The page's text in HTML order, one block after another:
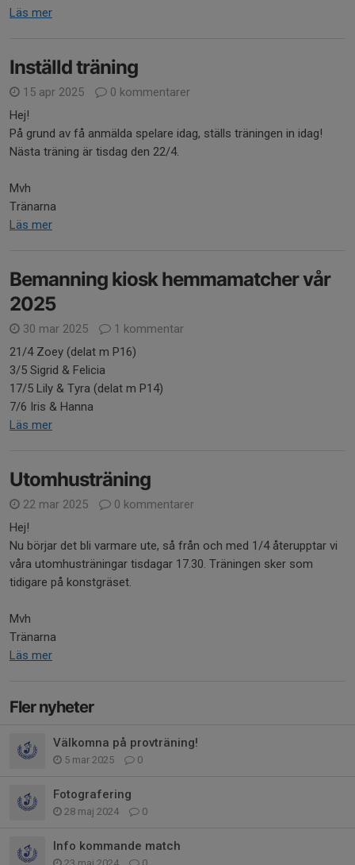
Läs mer
Inställd träning
15 apr 2025
0 kommentarer
Hej!
På grund av få anmälda spelare idag, ställs träningen in idag!
Nästa träning är tisdag den 22/4.
Mvh
Tränarna
Läs mer
Bemanning kiosk hemmamatcher vår
2025
30 mar 2025
1 kommentar
21/4 Zoey (delat m P16)
3/5 Sigrid & Felicia
17/5 Lily & Tyra (delat m P14)
7/6 Iris & Hanna
Läs mer
Utomhusträning
22 mar 2025
0 kommentarer
Hej!
Nu börjar det bli varmare ute, så från och med 1/4 återupptar vi
våra utomhusträningar tisdagar 17.30. Träningen sker som
tidigare på konstgräset.
Mvh
Tränarna
Läs mer
Fler nyheter
Välkomna på provträning!
5 mar 2025 0
Fotografering
28 maj 2024 0
Info kommande match